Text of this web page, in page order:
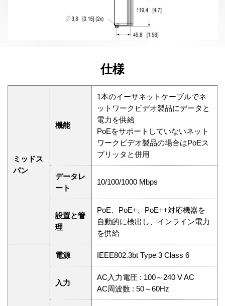
仕様
ミッドス
パン
機能
1本のイーサネットケーブルでネ
ットワークビデオ製品にデータと
電力を供給
PoEをサポートしていないネット
ワークビデオ製品の場合はPoEス
プリッタと併用
データレ
ート
10/100/1000 Mbps
設置と管
理
PoE、PoE+、PoE++対応機器を
自動的に検出し、インライン電力
を供給
電源 IEEE802.3bt Type 3 Class 6
入力
AC入力電圧 : 100～240 V AC
AC周波数 : 50～60Hz